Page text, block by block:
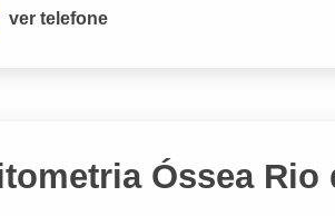
ver telefone
Óssea Rio